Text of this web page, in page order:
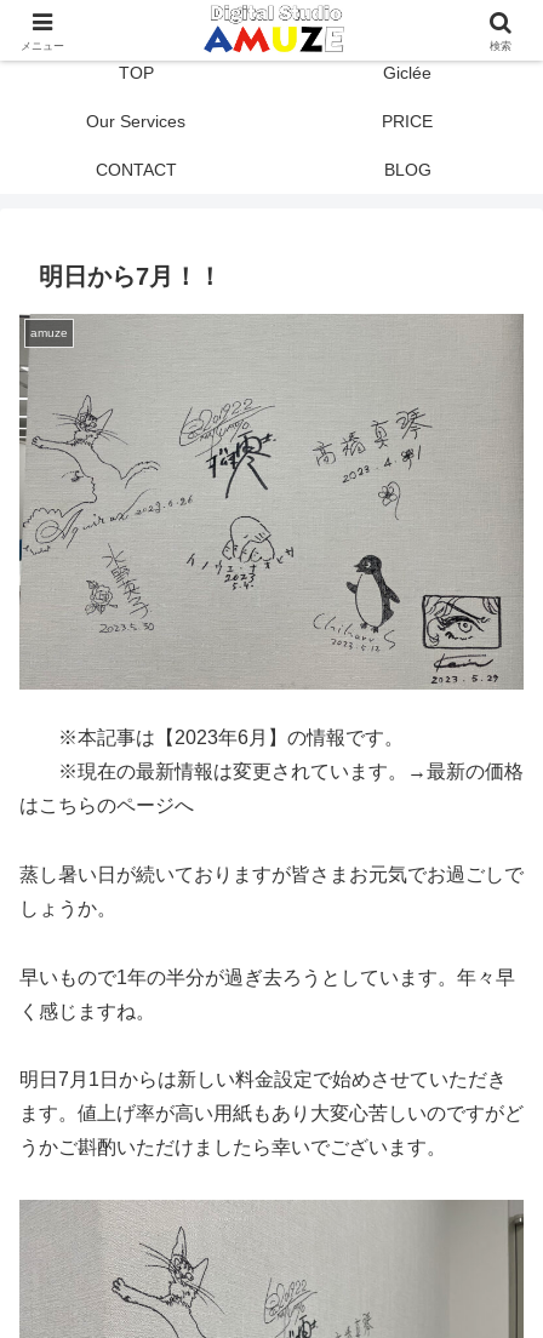
TOP Giclée
Our Services PRICE
CONTACT BLOG
明日から7月！！
amuze
※本記事は【2023年6月】の情報です。
※現在の最新情報は変更されています。
→最新の価格
はこちらのページへ
蒸し暑い日が続いておりますが皆さまお元気でお過ごしで
しょうか。
早いもので1年の半分が過ぎ去ろうとしています。年々早
く感じますね。
明日7月1日からは新しい料金設定で始めさせていただき
ます。値上げ率が高い用紙もあり大変心苦しいのですがど
うかご斟酌いただけましたら幸いでございます。
メニュー 検索